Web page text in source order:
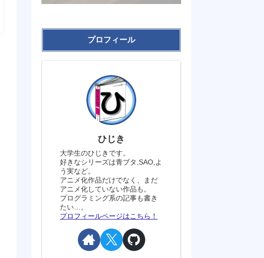
プロフィール
ひじき
大学生のひじきです。
好きなシリーズは青ブタ,SAO,よ
う実など。
アニメ化作品だけでなく、まだ
アニメ化していない作品も。
プログラミング系の記事も書き
たい…。
プロフィールページはこちら！